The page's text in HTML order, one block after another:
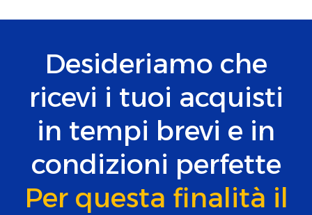
Desideriamo che
ricevi i tuoi acquisti
in tempi brevi e in
condizioni perfette
Per questa finalità il